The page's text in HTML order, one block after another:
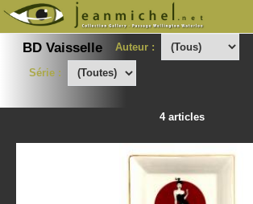
BD Vaisselle Auteur :
Série :
4 articles